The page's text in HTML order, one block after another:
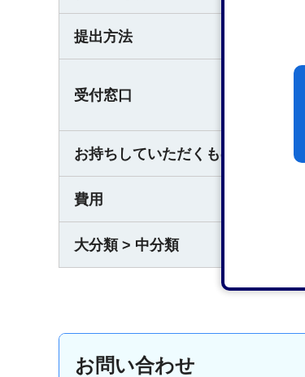
提出方法
受付窓口
お持ちしていただくもの
費用
大分類 > 中分類
お問い合わせ